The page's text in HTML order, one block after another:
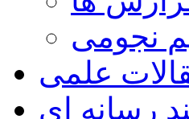
نجومی
علمی
رسانه اي